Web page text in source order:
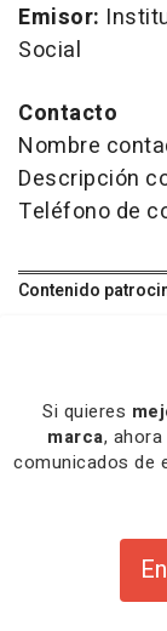
Emisor:
Social
Contacto
Nombre
Descripción
Teléfono de
Contenido
Si quieres
marca,
comunicados de